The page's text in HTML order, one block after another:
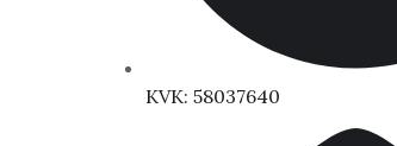
KVK: 58037640